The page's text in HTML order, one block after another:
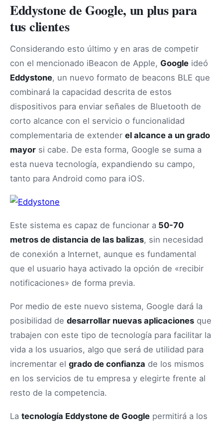
Eddystone de Google, un plus para
tus clientes
Considerando esto último y en aras de competir
con el mencionado iBeacon de Apple, Google ideó
Eddystone, un nuevo formato de beacons BLE que
combinará la capacidad descrita de estos
dispositivos para enviar señales de Bluetooth de
corto alcance con el servicio o funcionalidad
complementaria de extender el alcance a un grado
mayor si cabe. De esta forma, Google se suma a
esta nueva tecnología, expandiendo su campo,
tanto para Android como para iOS.
Este sistema es capaz de funcionar a 50-70
metros de distancia de las balizas, sin necesidad
de conexión a Internet, aunque es fundamental
que el usuario haya activado la opción de «recibir
notificaciones» de forma previa.
Por medio de este nuevo sistema, Google dará la
posibilidad de desarrollar nuevas aplicaciones que
trabajen con este tipo de tecnología para facilitar la
vida a los usuarios, algo que será de utilidad para
incrementar el grado de confianza de los mismos
en los servicios de tu empresa y elegirte frente al
resto de la competencia.
La tecnología Eddystone de Google permitirá a los